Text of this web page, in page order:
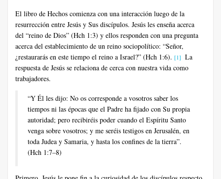
El libro de Hechos comienza con una interacción luego de la
resurrección entre Jesús y Sus discípulos. Jesús les enseña acerca
del “reino de Dios” (Hch 1:3) y ellos responden con una pregunta
acerca del establecimiento de un reino sociopolítico: “Señor,
¿restaurarás en este tiempo el reino a Israel?” (Hch 1:6). [1] La
respuesta de Jesús se relaciona de cerca con nuestra vida como
trabajadores.
“Y Él les dijo: No os corresponde a vosotros saber los
tiempos ni las épocas que el Padre ha fijado con Su propia
autoridad; pero recibiréis poder cuando el Espíritu Santo
venga sobre vosotros; y me seréis testigos en Jerusalén, en
toda Judea y Samaria, y hasta los confines de la tierra”.
(Hch 1:7–8)